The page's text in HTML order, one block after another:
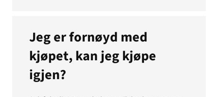
Jeg er fornøyd med
kjøpet, kan jeg kjøpe
igjen?